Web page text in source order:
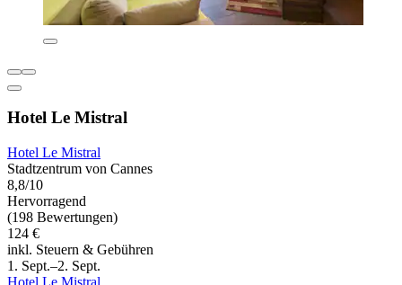
Hotel Le Mistral
Hotel Le Mistral
Stadtzentrum von Cannes
8,8/10
Hervorragend
(198 Bewertungen)
124 €
inkl. Steuern & Gebühren
1. Sept.–2. Sept.
Hotel Le Mistral